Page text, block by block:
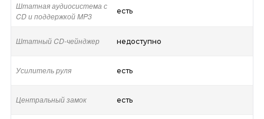
Штатная аудиосистема с
CD и поддержкой MP3
есть
Штатный CD-чейнджер недоступно
Усилитель руля есть
Центральный замок есть